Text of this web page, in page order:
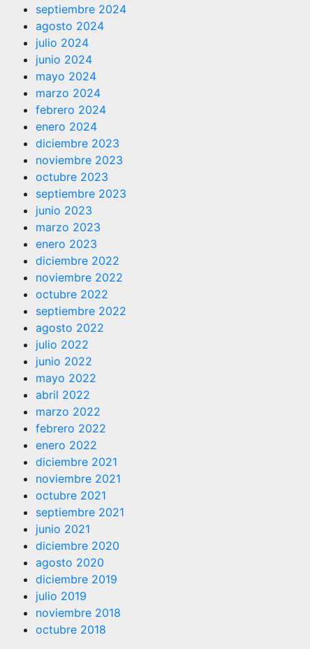
septiembre 2024
agosto 2024
julio 2024
junio 2024
mayo 2024
marzo 2024
febrero 2024
enero 2024
diciembre 2023
noviembre 2023
octubre 2023
septiembre 2023
junio 2023
marzo 2023
enero 2023
diciembre 2022
noviembre 2022
octubre 2022
septiembre 2022
agosto 2022
julio 2022
junio 2022
mayo 2022
abril 2022
marzo 2022
febrero 2022
enero 2022
diciembre 2021
noviembre 2021
octubre 2021
septiembre 2021
junio 2021
diciembre 2020
agosto 2020
diciembre 2019
julio 2019
noviembre 2018
octubre 2018